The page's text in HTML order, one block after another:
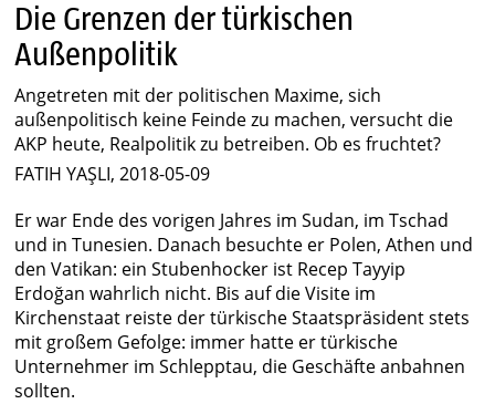
Die Grenzen der türkischen
Außenpolitik
Angetreten mit der politischen Maxime, sich
außenpolitisch keine Feinde zu machen, versucht die
AKP heute, Realpolitik zu betreiben. Ob es fruchtet?
FATIH YAŞLI, 2018-05-09
Er war Ende des vorigen Jahres im Sudan, im Tschad
und in Tunesien. Danach besuchte er Polen, Athen und
den Vatikan: ein Stubenhocker ist Recep Tayyip
Erdoğan wahrlich nicht. Bis auf die Visite im
Kirchenstaat reiste der türkische Staatspräsident stets
mit großem Gefolge: immer hatte er türkische
Unternehmer im Schlepptau, die Geschäfte anbahnen
sollten.